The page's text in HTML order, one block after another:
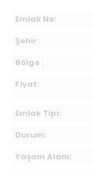
Emlak No:
Şehir :
Bölge :
Fiyat:
Emlak Tipi:
Durum:
Yaşam Alanı: